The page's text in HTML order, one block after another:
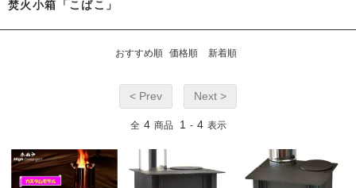
焚火小箱「こばこ」
おすすめ順 価格順 新着順
< Prev Next >
全 4 商品 1 - 4 表示